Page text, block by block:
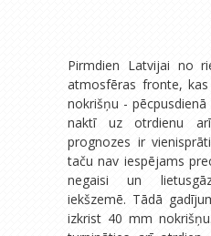
Pirmdien Latvijai no
atmosfēras fronte,
nokrišņu -
naktī uz otrdienu
prognozes ir
taču nav iespējams
negaisi un
iekšzemē. Tādā
izkrist 40 mm